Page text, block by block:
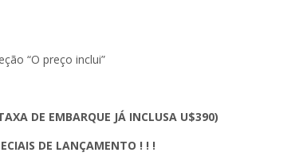
“O preço inclui”
DE EMBARQUE JÁ INCLUSA U$390)
DE LANÇAMENTO ! ! !